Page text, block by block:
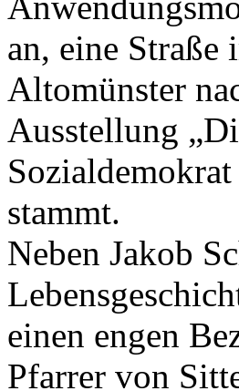
an, eine
Altomünster
Ausstellung
stammt.
Neben Jakob
einen engen
Pfarrer von